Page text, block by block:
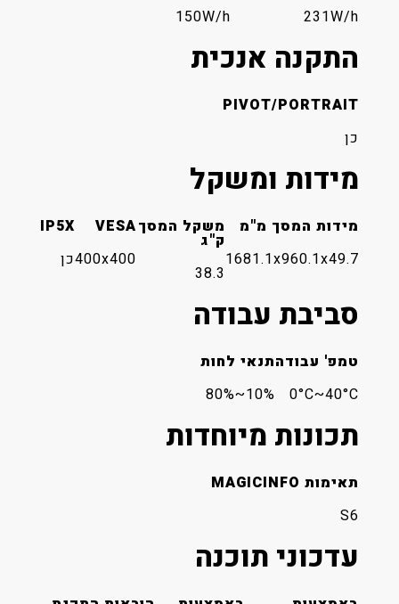
231W/h
150W/h
התקנה אנכית
PIVOT/PORTRAIT
מידות ומשקל
מידות המסך מ"מ
1681.1x960.1x49.7
משקל המסך VESA
400x400
IP5X
כן
סביבת עבודה
טמפ' עבודה
0°C~40°C
תנאי לחות
10%~80%
תכונות מיוחדות
תאימות MAGICINFO
עדכוני תוכנה